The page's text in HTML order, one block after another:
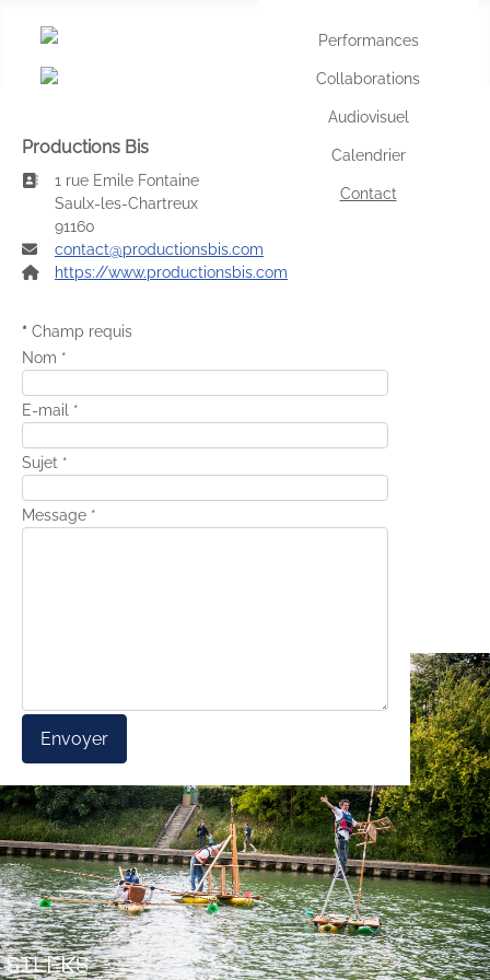
Performances
Collaborations
Audiovisuel
Calendrier
Contact
Productions Bis
Adresse:
1 rue Emile Fontaine
Saulx-les-Chartreux
91160
E-mail:
contact@productionsbis.com
Site Web:
https://www.productionsbis.com
* Champ requis
Nom *
E-mail *
Sujet *
Message *
Envoyer